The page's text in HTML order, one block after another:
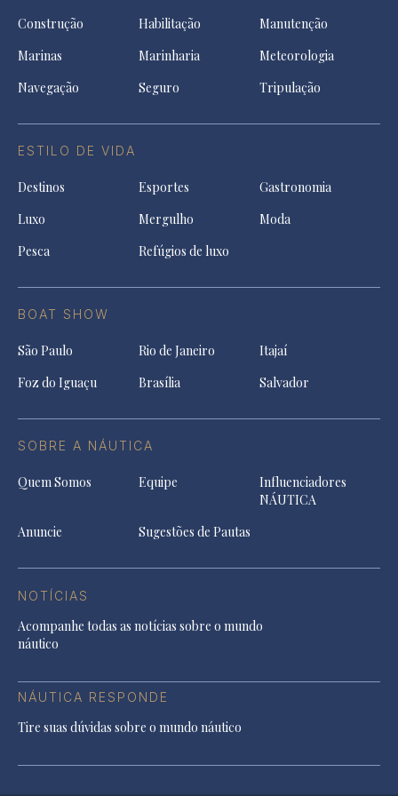
Construção Habilitação
Manutenção
Marinas
Marinharia
Meteorologia
Navegação
Seguro Tripulação
ESTILO DE VIDA
Destinos Esportes
Gastronomia
Luxo
Mergulho
Moda
Pesca
Refúgios de luxo
BOAT SHOW
São Paulo Rio de Janeiro
Itajaí
Foz do Iguaçu
Brasília Salvador
SOBRE A NÁUTICA
Quem Somos Equipe
Influenciadores
NÁUTICA
Anuncie
Sugestões de Pautas
NOTÍCIAS
Acompanhe todas as notícias sobre o mundo
náutico
NÁUTICA RESPONDE
Tire suas dúvidas sobre o mundo náutico